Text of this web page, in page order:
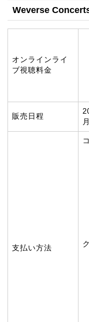
Weverse
オンラインライ
ブ視聴料金
販売日程
支払い方法